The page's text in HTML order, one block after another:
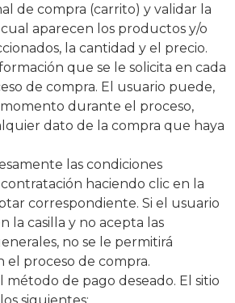
de compra (carrito) y validar la
aparecen los productos y/o
la cantidad y el precio.
que se le solicita en cada
de compra. El usuario puede,
durante el proceso,
dato de la compra que haya
las condiciones
haciendo clic en la
correspondiente. Si el usuario
la casilla y no acepta las
no se le permitirá
el proceso de compra.
método de pago deseado. El sitio